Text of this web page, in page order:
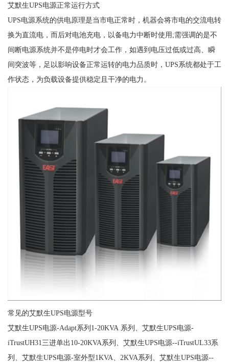
艾默生UPS电源正常运行方式
UPS电源系统的供电原理是当市电正常时，机器会将市电的交流电转
换为直流电，而后对电池充电，以备电力中断时使用;需强调的是不
间断电源系统并不是停电时才会工作，如遇到电压过低或过高、瞬
间突波等，足以影响设备正常运转的电力品质时，UPS系统都处于工
作状态，为负载设备提供稳定且干净的电力。
常见的艾默生UPS电源型号
艾默生UPS电源-Adapt系列1-20KVA 系列、艾默生UPS电源-
iTrustUH31三进单出10-20KVA系列、艾默生UPS电源--iTrustUL33系
列、艾默生UPS电源-室外型1KVA、2KVA系列、艾默生UPS电源--